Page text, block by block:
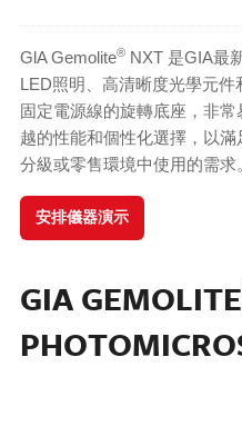
GlA Gemolite® NXT 是GIA最
LED照明、高清晰度光學元
固定電源線的旋轉底座，非
越的性能和個性化選擇，以
分級或零售環境中使用的需求
安排儀器演示
GIA GEMOLITE